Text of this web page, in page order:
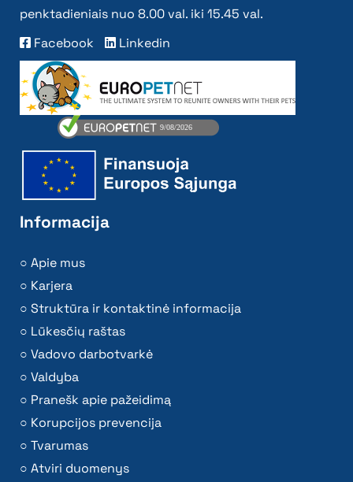
penktadieniais nuo 8.00 val. iki 15.45 val.
Facebook
Linkedin
Informacija
Apie mus
Karjera
Struktūra ir kontaktinė informacija
Lūkesčių raštas
Vadovo darbotvarkė
Valdyba
Pranešk apie pažeidimą
Korupcijos prevencija
Tvarumas
Atviri duomenys